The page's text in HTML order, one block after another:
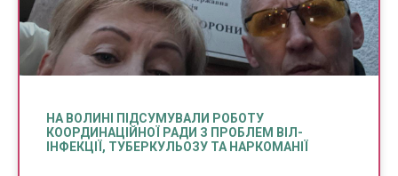
НА ВОЛИНІ ПІДСУМУВАЛИ РОБОТУ
КООРДИНАЦІЙНОЇ РАДИ З ПРОБЛЕМ ВІЛ-
ІНФЕКЦІЇ, ТУБЕРКУЛЬОЗУ ТА НАРКОМАНІЇ